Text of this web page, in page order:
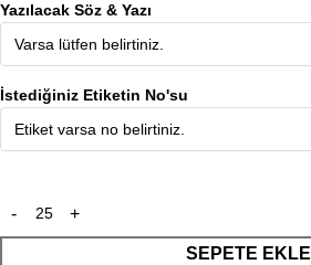
Yazılacak Söz & Yazı
İstediğiniz Etiketin No'su
SEPETE EKLE